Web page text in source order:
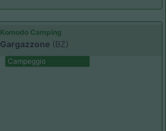
Komodo Camping
Gargazzone (BZ)
Campeggio